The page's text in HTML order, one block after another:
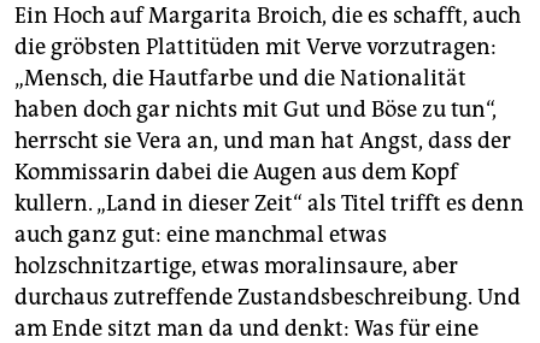
Ein Hoch auf Margarita Broich, die es schafft, auch
die gröbsten Plattitüden mit Verve vorzutragen:
„Mensch, die Hautfarbe und die Nationalität
haben doch gar nichts mit Gut und Böse zu tun“,
herrscht sie Vera an, und man hat Angst, dass der
Kommissarin dabei die Augen aus dem Kopf
kullern. „Land in dieser Zeit“ als Titel trifft es denn
auch ganz gut: eine manchmal etwas
holzschnitzartige, etwas moralinsaure, aber
durchaus zutreffende Zustandsbeschreibung. Und
am Ende sitzt man da und denkt: Was für eine